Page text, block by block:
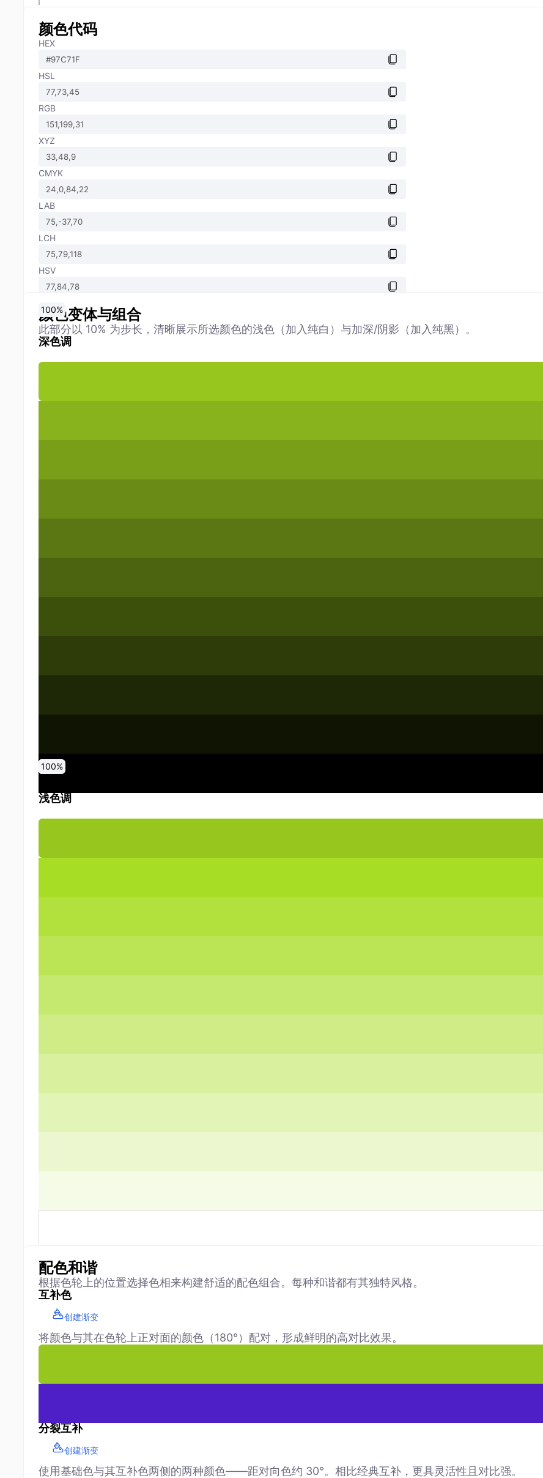
颜色代码
HEX
HSL
RGB
XYZ
CMYK
LAB
LCH
HSV
颜色变体与组合
此部分以 10% 为步长，清晰展示所选颜色的浅色（加入纯白）与加深/阴影（加入纯黑）。
深色调
0%
10%
20%
30%
40%
50%
60%
70%
80%
90%
100%
浅色调
0%
10%
20%
30%
40%
50%
60%
70%
80%
90%
100%
配色和谐
根据色轮上的位置选择色相来构建舒适的配色组合。每种和谐都有其独特风格。
互补色
创建渐变
将颜色与其在色轮上正对面的颜色（180°）配对，形成鲜明的高对比效果。
分裂互补
创建渐变
使用基础色与其互补色两侧的两种颜色——距对向色约 30°。相比经典互补，更具灵活性且对比强。